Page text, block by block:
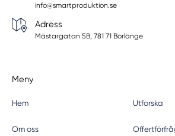
info@smartproduktion.se
Adress
Mästargatan 5B, 781 71 Borlänge
Meny
Hem Utforska
Om oss